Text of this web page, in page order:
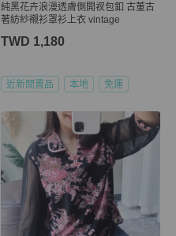
純黑花卉浪漫透膚側開衩包釦 古董古
著紡紗襯衫罩衫上衣 vintage
TWD 1,180
近新閒置品 本地 免運